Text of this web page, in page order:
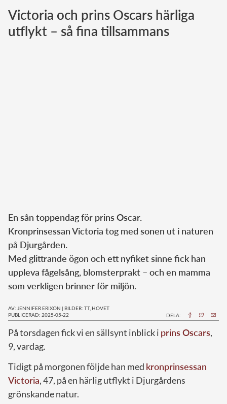
Norska kungahuset
Danska kungahuset
Victoria och prins Oscars härliga
utflykt – så fina tillsammans
En sån toppendag för prins Oscar.
Kronprinsessan Victoria tog med sonen ut i naturen
på Djurgården.
Med glittrande ögon och ett nyfiket sinne fick han
uppleva fågelsång, blomsterprakt – och en mamma
som verkligen brinner för miljön.
AV: JENNIFER ERIXON | BILDER: TT, HOVET
PUBLICERAD: 2025-05-22
DELA:
På torsdagen fick vi en sällsynt inblick i prins Oscars,
9, vardag.
Tidigt på morgonen följde han med kronprinsessan
Victoria, 47, på en härlig utflykt i Djurgårdens
grönskande natur.